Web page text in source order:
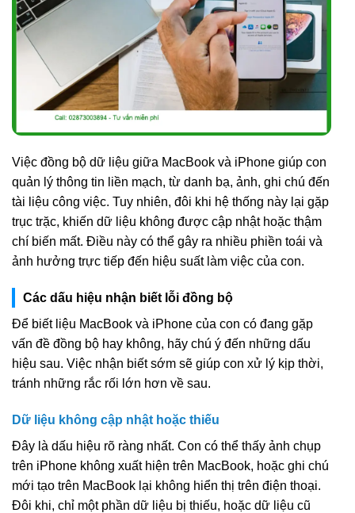
Việc đồng bộ dữ liệu giữa MacBook và iPhone giúp con
quản lý thông tin liền mạch, từ danh bạ, ảnh, ghi chú đến
tài liệu công việc. Tuy nhiên, đôi khi hệ thống này lại gặp
trục trặc, khiến dữ liệu không được cập nhật hoặc thậm
chí biến mất. Điều này có thể gây ra nhiều phiền toái và
ảnh hưởng trực tiếp đến hiệu suất làm việc của con.
Các dấu hiệu nhận biết lỗi đồng bộ
Để biết liệu MacBook và iPhone của con có đang gặp
vấn đề đồng bộ hay không, hãy chú ý đến những dấu
hiệu sau. Việc nhận biết sớm sẽ giúp con xử lý kịp thời,
tránh những rắc rối lớn hơn về sau.
Dữ liệu không cập nhật hoặc thiếu
Đây là dấu hiệu rõ ràng nhất. Con có thể thấy ảnh chụp
trên iPhone không xuất hiện trên MacBook, hoặc ghi chú
mới tạo trên MacBook lại không hiển thị trên điện thoại.
Đôi khi, chỉ một phần dữ liệu bị thiếu, hoặc dữ liệu cũ